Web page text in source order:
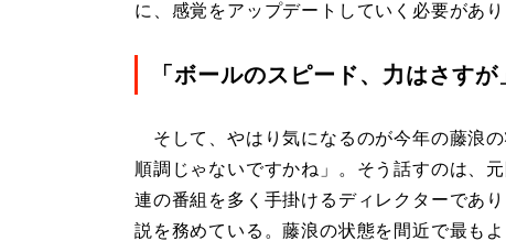
に、感覚をアップデートしていく必要があり
「ボールのスピード、力はさすが
そして、やはり気になるのが今年の藤浪
順調じゃないですかね」。そう話すのは、
連の番組を多く手掛けるディレクターであ
説を務めている。藤浪の状態を間近で最も